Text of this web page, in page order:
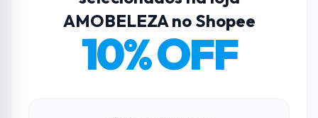
AMOBELEZA no Shopee
10% OFF